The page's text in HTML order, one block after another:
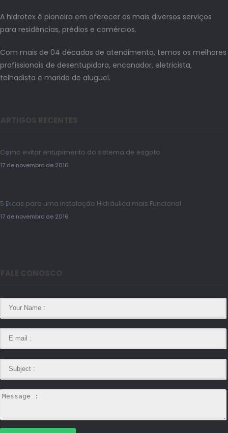
A hidrotex é pioneira em oferecer os mais diversos serviços
para residências, prédios e comércios.
Com mais de 04 décadas de atendimento, temos os melhores
profissionais de desentupidora, encanador, eletricista,
telhadista e marido de aluguel.
Como evitar entupimento do sistema de esgoto
17 de novembro de 2016
5 Dicas para uma Instalação Hidráulica mais Funcional
17 de novembro de 2016